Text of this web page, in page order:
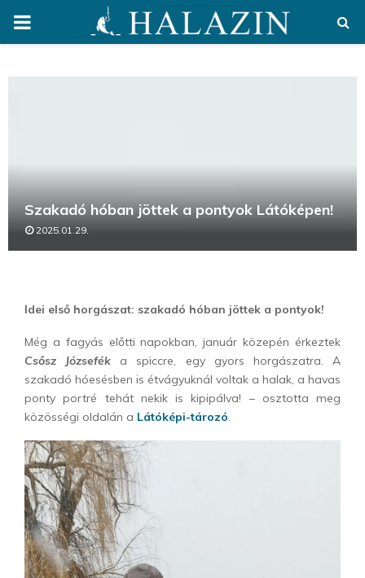
PRIMARY
Szakadó hóban jöttek a pontyok Látóképen!
2025.01.29.
Idei első horgászat: szakadó hóban jöttek a pontyok!
Még a fagyás előtti napokban, január közepén érkeztek
Csősz Józsefék a spiccre, egy gyors horgászatra. A
szakadó hóesésben is étvágyuknál voltak a halak, a havas
ponty portré tehát nekik is kipipálva! – osztotta meg
közösségi oldalán a Látóképi-tározó.